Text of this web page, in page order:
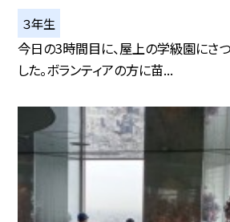
３年生
今日の3時間目に、屋上の学級園にさ
した。ボランティアの方に苗...